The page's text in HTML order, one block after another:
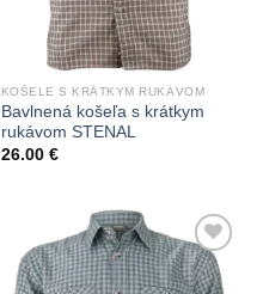
KOŠELE S KRÁTKYM RUKÁVOM
Bavlnená košeľa s krátkym
rukávom STENAL
26.00 €
Add to
Wishlist